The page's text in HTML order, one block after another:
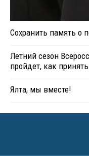
Сохранить память о
Летний сезон
пройдет, как
Ялта, мы вместе!